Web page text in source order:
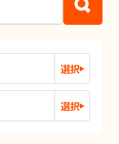
選択
選択